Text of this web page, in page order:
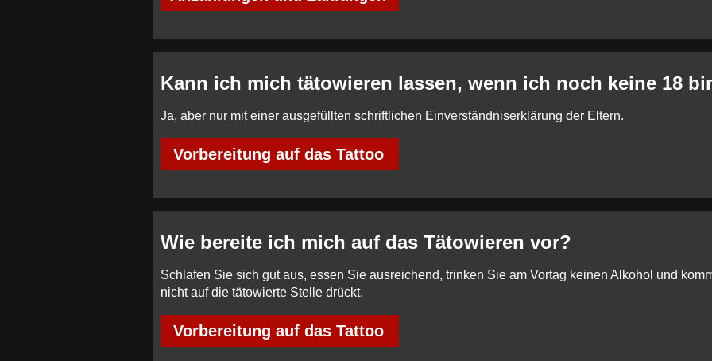
Kann ich mich tätowieren lassen, wenn ich noch keine 18
Ja, aber nur mit einer ausgefüllten schriftlichen Einverständniserklärung der Eltern.
Vorbereitung auf das Tattoo
Wie bereite ich mich auf das Tätowieren vor?
Schlafen Sie sich gut aus, essen Sie ausreichend, trinken Sie am Vortag keinen Alkohol und
nicht auf die tätowierte Stelle drückt.
Vorbereitung auf das Tattoo